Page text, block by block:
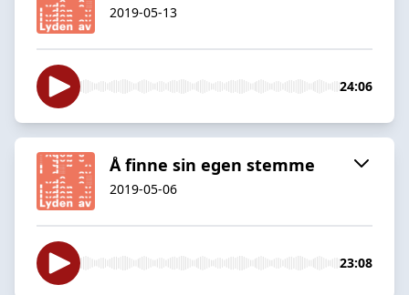
2019-05-13
24:06
Å finne sin egen stemme
2019-05-06
23:08